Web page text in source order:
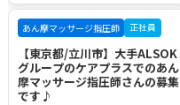
あん摩マッサージ指圧師 正社員
【東京都/立川市】大手ALSOK
グループのケアプラスでのあん
摩マッサージ指圧師さんの募集
です♪